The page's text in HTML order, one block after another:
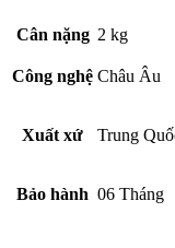
Cân nặng 2 kg
Công nghệ Châu Âu
Xuất xứ Trung
Bảo hành 06 Tháng